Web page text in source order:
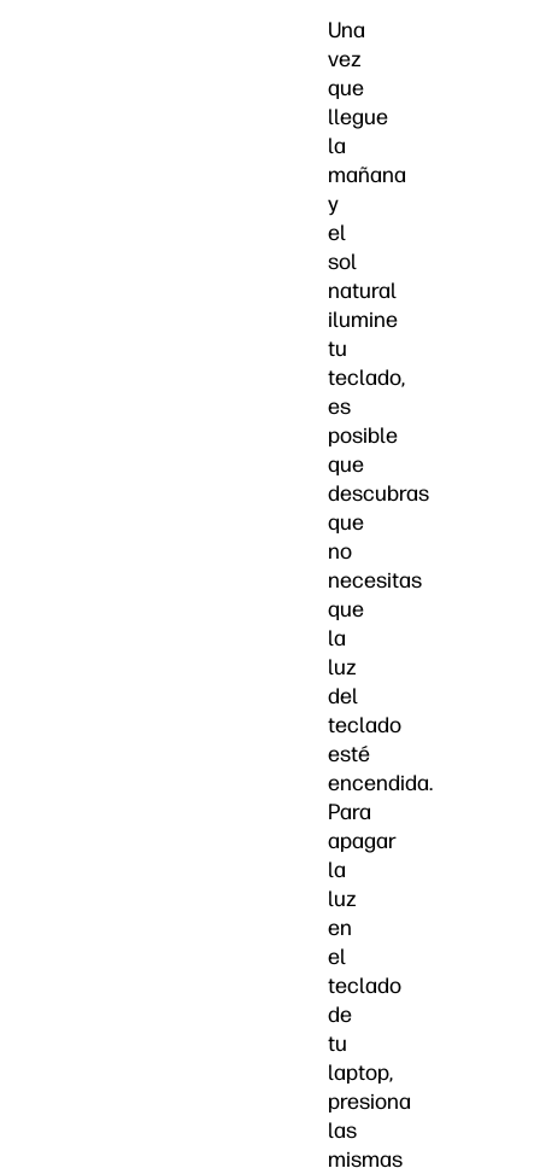
Una
vez
que
llegue
la
mañana
y
el
sol
natural
ilumine
tu
teclado,
es
posible
que
descubras
que
no
necesitas
que
la
luz
del
teclado
esté
encendida.
Para
apagar
la
luz
en
el
teclado
de
tu
laptop,
presiona
las
mismas